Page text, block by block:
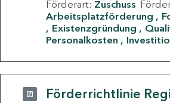
Förderart: Zuschuss
Arbeitsplatzförderung
Existenzgründung
Personalkosten
Förderrichtlinie